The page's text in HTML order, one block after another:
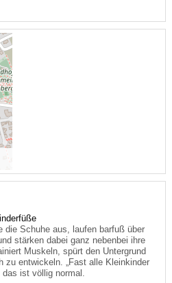
die Schuhe aus, laufen barfuß über
stärken dabei ganz nebenbei ihre
Muskeln, spürt den Untergrund
entwickeln. „Fast alle Kleinkinder
ist völlig normal.